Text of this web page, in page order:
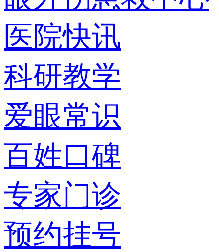
医院快讯
科研教学
爱眼常识
百姓口碑
专家门诊
预约挂号